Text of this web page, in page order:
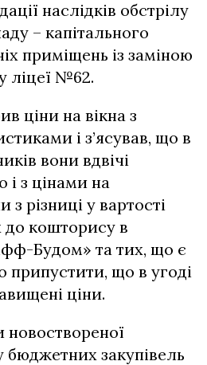
наслідків обстрілу
– капітального
приміщень із заміною
ліцеї №62.
ціни на вікна з
і з’ясував, що в
вони вдвічі
з цінами на
з різниці у вартості
до кошторису в
Будом» та тих, що є
що в угоді
ціни.
новоствореної
бюджетних закупівель